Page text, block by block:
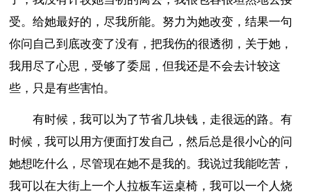
受。给她最好的，尽我所能。努力为她改变，结果一句
你问自己到底改变了没有，把我伤的很透彻，关于她，
我用尽了心思，受够了委屈，但我还是不会去计较这
些，只是有些害怕。
有时候，我可以为了节省几块钱，走很远的路。有
时候，我可以用方便面打发自己，然后总是很小心的问
她想吃什么，尽管现在她不是我的。我说过我能吃苦，
我可以在大街上一个人拉板车运桌椅，我可以一个人烧